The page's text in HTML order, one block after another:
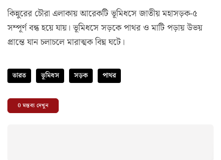
কিন্নুরের চৌরা এলাকায় আরেকটি ভূমিধসে জাতীয় মহাসড়ক-৫
সম্পূর্ণ বন্ধ হয়ে যায়। ভূমিধসে সড়কে পাথর ও মাটি পড়ায় উভয়
প্রান্তে যান চলাচলে মারাত্মক বিঘ্ন ঘটে।
ভারত ভূমিধস সড়ক পাথর
0মন্তব্য দেখুন